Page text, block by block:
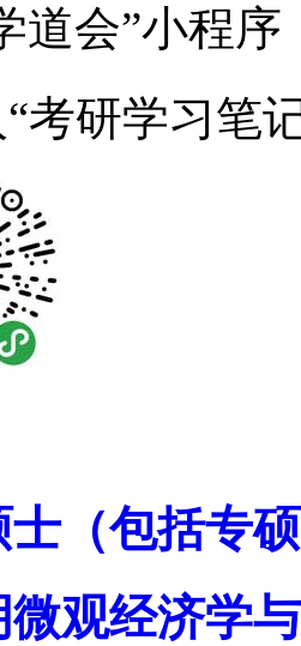
道会”小程序
考研学习笔
（包括专
观经济学